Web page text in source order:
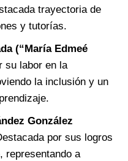
trayectoria de
y tutorías.
(“María Edmeé
su labor en la
la inclusión y un
González
por sus logros
representando a